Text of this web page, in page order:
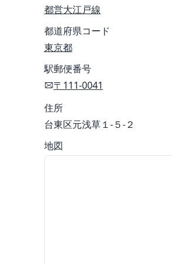
都営大江戸線
都道府県コード
東京都
駅郵便番号
〒111-0041
住所
台東区元浅草１-５-２
地図